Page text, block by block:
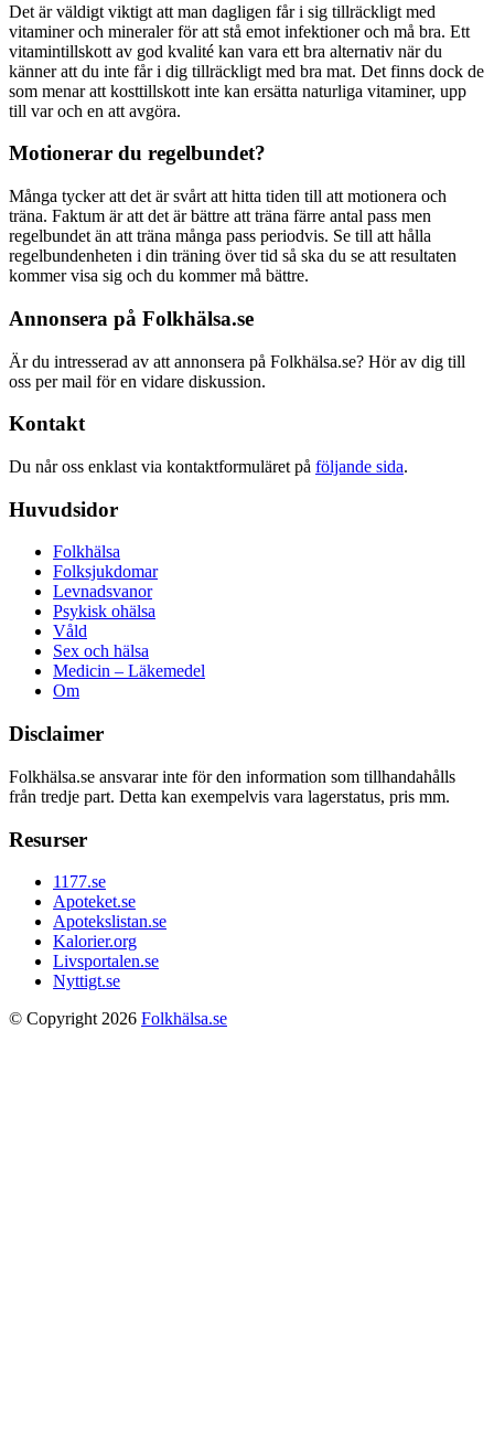
Det är väldigt viktigt att man dagligen får i sig tillräckligt med
vitaminer och mineraler för att stå emot infektioner och må bra. Ett
vitamintillskott av god kvalité kan vara ett bra alternativ när du
känner att du inte får i dig tillräckligt med bra mat. Det finns dock de
som menar att kosttillskott inte kan ersätta naturliga vitaminer, upp
till var och en att avgöra.
Motionerar du regelbundet?
Många tycker att det är svårt att hitta tiden till att motionera och
träna. Faktum är att det är bättre att träna färre antal pass men
regelbundet än att träna många pass periodvis. Se till att hålla
regelbundenheten i din träning över tid så ska du se att resultaten
kommer visa sig och du kommer må bättre.
Annonsera på Folkhälsa.se
Är du intresserad av att annonsera på Folkhälsa.se? Hör av dig till
oss per mail för en vidare diskussion.
Kontakt
Du når oss enklast via kontaktformuläret på följande sida.
Huvudsidor
Folkhälsa
Folksjukdomar
Levnadsvanor
Psykisk ohälsa
Våld
Sex och hälsa
Medicin – Läkemedel
Om
Disclaimer
Folkhälsa.se ansvarar inte för den information som tillhandahålls
från tredje part. Detta kan exempelvis vara lagerstatus, pris mm.
Resurser
1177.se
Apoteket.se
Apotekslistan.se
Kalorier.org
Livsportalen.se
Nyttigt.se
© Copyright 2026 Folkhälsa.se